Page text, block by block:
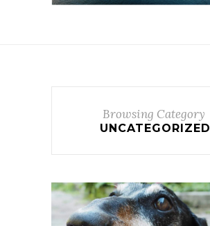
Browsing Category
UNCATEGORIZED